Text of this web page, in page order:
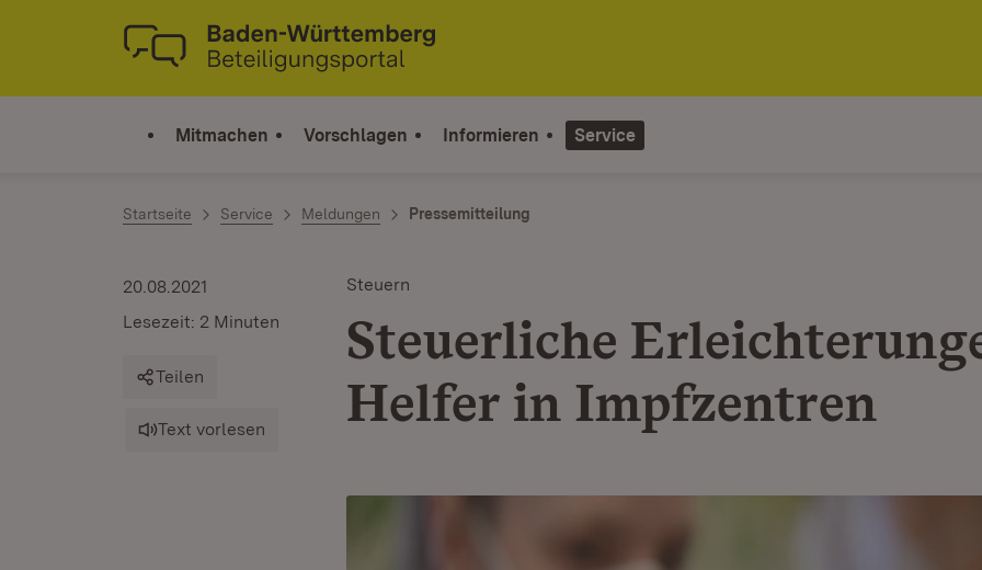
Zum Inhalt springen
Link zur Startseite
Mitmachen Vorschlagen Informieren Service
Startseite Service Meldungen Pressemitteilung
Steuern
Steuerliche
Helfer in Impfzentren
20.08.2021
Lesezeit: 2 Minuten
Teilen
Text vorlesen